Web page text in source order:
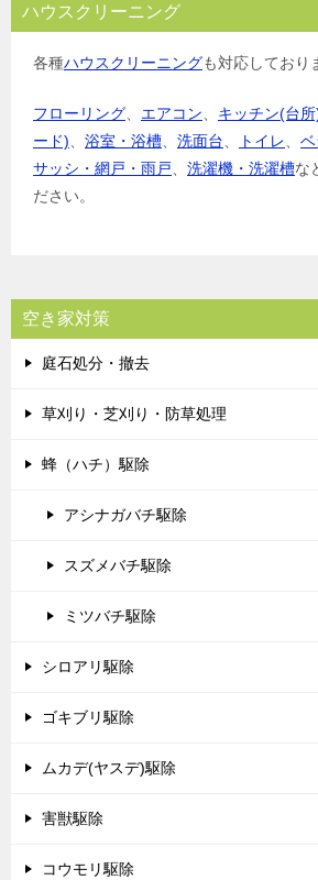
ハウスクリーニング
各種ハウスクリーニングも対応しており
フローリング エアコン キッチン(台所
ード)
浴室・浴槽 洗面台 トイレ
サッシ・網戸・雨戸
洗濯機・洗濯槽な
ださい。
空き家対策
庭石処分・撤去
草刈り・芝刈り・防草処理
蜂（ハチ）駆除
アシナガバチ駆除
スズメバチ駆除
ミツバチ駆除
シロアリ駆除
ゴキブリ駆除
ムカデ(ヤスデ)駆除
害獣駆除
コウモリ駆除